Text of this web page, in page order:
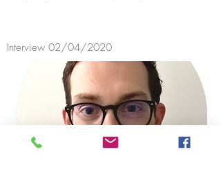
Interview 02/04/2020